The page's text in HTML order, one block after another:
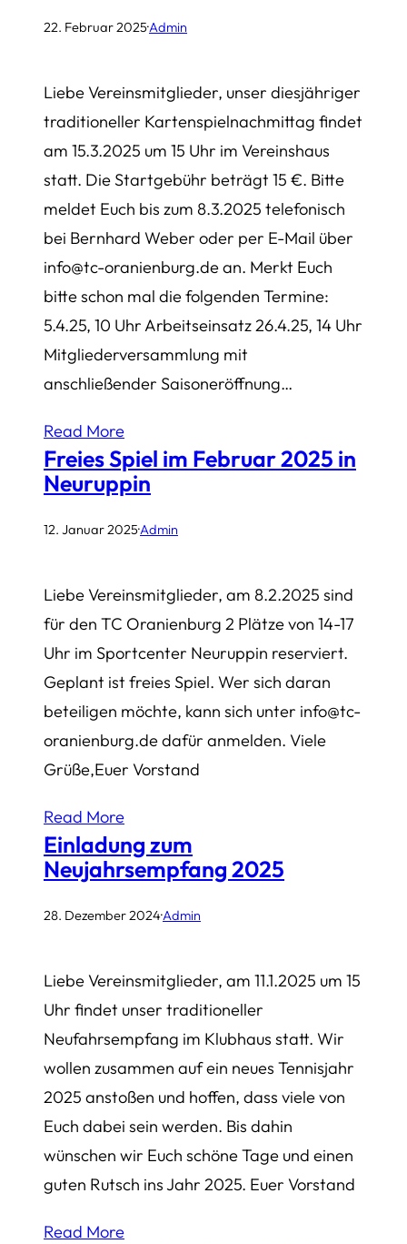
22. Februar 2025·Admin
Liebe Vereinsmitglieder, unser diesjähriger
traditioneller Kartenspielnachmittag findet
am 15.3.2025 um 15 Uhr im Vereinshaus
statt. Die Startgebühr beträgt 15 €. Bitte
meldet Euch bis zum 8.3.2025 telefonisch
bei Bernhard Weber oder per E-Mail über
info@tc-oranienburg.de an. Merkt Euch
bitte schon mal die folgenden Termine:
5.4.25, 10 Uhr Arbeitseinsatz 26.4.25, 14 Uhr
Mitgliederversammlung mit
anschließender Saisoneröffnung…
Read More
Freies Spiel im Februar 2025 in
Neuruppin
12. Januar 2025·Admin
Liebe Vereinsmitglieder, am 8.2.2025 sind
für den TC Oranienburg 2 Plätze von 14-17
Uhr im Sportcenter Neuruppin reserviert.
Geplant ist freies Spiel. Wer sich daran
beteiligen möchte, kann sich unter info@tc-
oranienburg.de dafür anmelden. Viele
Grüße,Euer Vorstand
Read More
Einladung zum
Neujahrsempfang 2025
28. Dezember 2024·Admin
Liebe Vereinsmitglieder, am 11.1.2025 um 15
Uhr findet unser traditioneller
Neufahrsempfang im Klubhaus statt. Wir
wollen zusammen auf ein neues Tennisjahr
2025 anstoßen und hoffen, dass viele von
Euch dabei sein werden. Bis dahin
wünschen wir Euch schöne Tage und einen
guten Rutsch ins Jahr 2025. Euer Vorstand
Read More